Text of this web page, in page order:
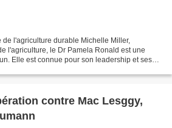
de l'agriculture durable Michelle Miller,
l'agriculture, le Dr Pamela Ronald est une
Elle est connue pour son leadership et ses
contre Mac Lesggy,